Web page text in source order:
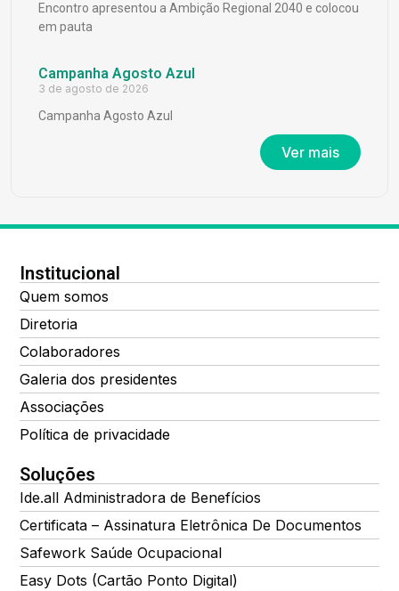
Encontro apresentou a Ambição Regional 2040 e colocou
em pauta
Campanha Agosto Azul
3 de agosto de 2026
Campanha Agosto Azul
Ver mais
Institucional
Quem somos
Diretoria
Colaboradores
Galeria dos presidentes
Associações
Política de privacidade
Soluções
Ide.all Administradora de Benefícios
Certificata – Assinatura Eletrônica De Documentos
Safework Saúde Ocupacional
Easy Dots (Cartão Ponto Digital)